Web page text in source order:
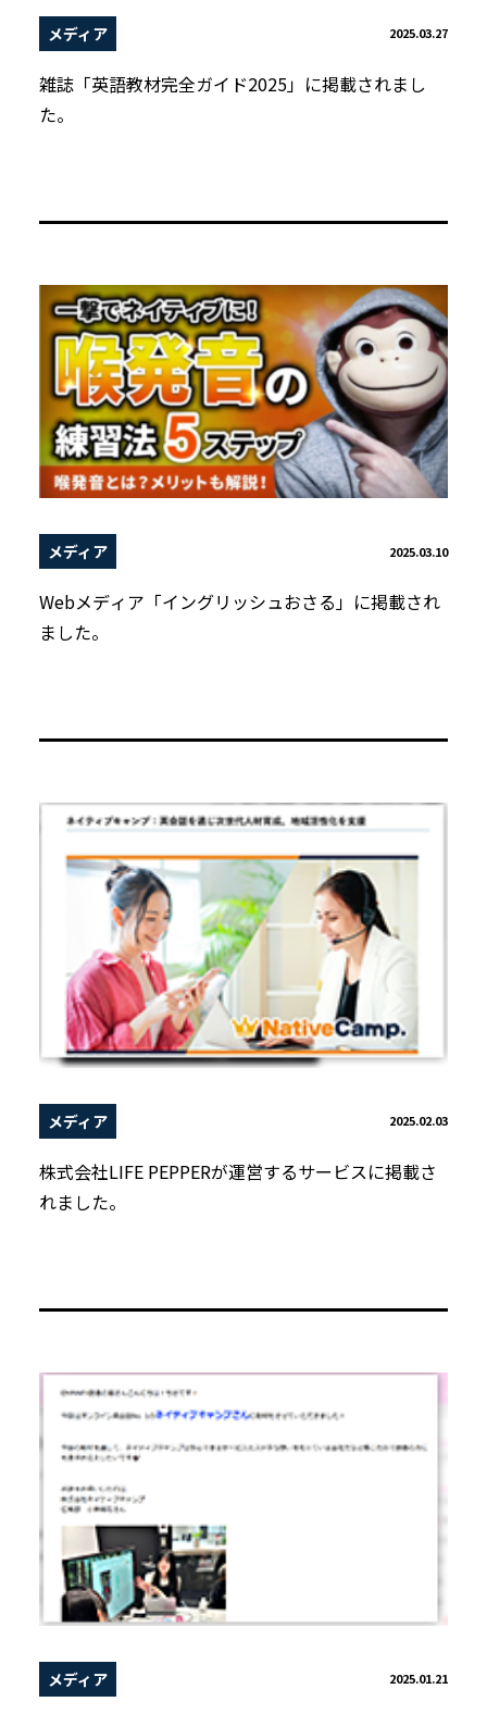
メディア 2025.03.27
雑誌「英語教材完全ガイド2025」に掲載されまし
た。
メディア 2025.03.10
Webメディア「イングリッシュおさる」に掲載され
ました。
メディア 2025.02.03
株式会社LIFE PEPPERが運営するサービスに掲載さ
れました。
メディア 2025.01.21